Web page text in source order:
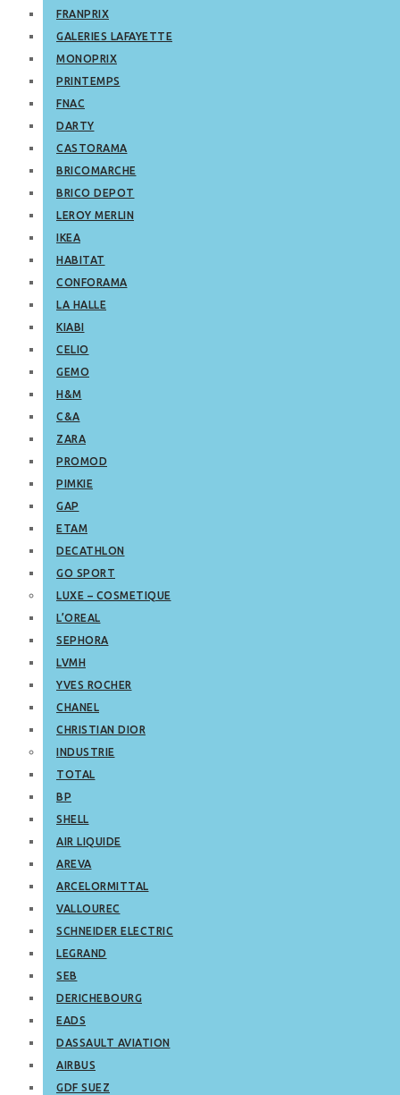
FRANPRIX
GALERIES LAFAYETTE
MONOPRIX
PRINTEMPS
FNAC
DARTY
CASTORAMA
BRICOMARCHE
BRICO DEPOT
LEROY MERLIN
IKEA
HABITAT
CONFORAMA
LA HALLE
KIABI
CELIO
GEMO
H&M
C&A
ZARA
PROMOD
PIMKIE
GAP
ETAM
DECATHLON
GO SPORT
LUXE – COSMETIQUE
L’OREAL
SEPHORA
LVMH
YVES ROCHER
CHANEL
CHRISTIAN DIOR
INDUSTRIE
TOTAL
BP
SHELL
AIR LIQUIDE
AREVA
ARCELORMITTAL
VALLOUREC
SCHNEIDER ELECTRIC
LEGRAND
SEB
DERICHEBOURG
EADS
DASSAULT AVIATION
AIRBUS
GDF SUEZ